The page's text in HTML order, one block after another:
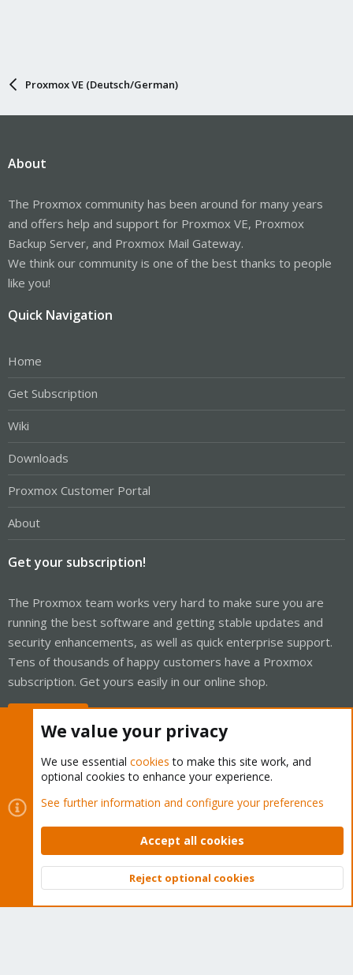
Proxmox VE (Deutsch/German)
About
The Proxmox community has been around for many years
and offers help and support for Proxmox VE, Proxmox
Backup Server, and Proxmox Mail Gateway.
We think our community is one of the best thanks to people
like you!
Quick Navigation
Home
Get Subscription
Wiki
Downloads
Proxmox Customer Portal
About
Get your subscription!
The Proxmox team works very hard to make sure you are
running the best software and getting stable updates and
security enhancements, as well as quick enterprise support.
Tens of thousands of happy customers have a Proxmox
subscription. Get yours easily in our online shop.
Cookies
Proxmox Support Forum - Light Mode
Contact us
Terms and rules Privacy policy Help Home
Community platform by XenForo © 2010-2026 XenForo Ltd.
Top
We value your privacy
We use essential cookies to make this site work, and
optional cookies to enhance your experience.
See further information and configure your preferences
Accept all cookies
Reject optional cookies